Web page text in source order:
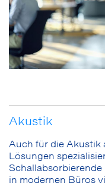
Akustik
Auch für die Akustik
Lösungen
in modernen Büros